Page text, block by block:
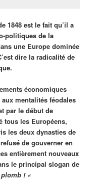
1848 est le fait qu’il a
politiques de la
une Europe dominée
dire la radicalité de
économiques
mentalités féodales
par le début de
tous les Européens,
les deux dynasties de
de gouverner en
entièrement nouveaux
le principal slogan de
! «